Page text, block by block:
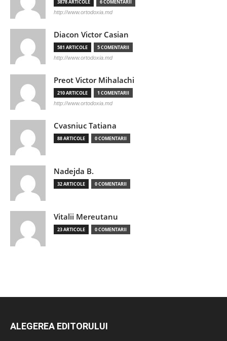
3878 ARTICOLE 6 COMENTARII
http://www.ortodoxia.md
Diacon Victor Casian
581 ARTICOLE 5 COMENTARII
http://www.ortodoxia.md
Preot Victor Mihalachi
210 ARTICOLE 1 COMENTARII
http://www.ortodoxia.md
Cvasniuc Tatiana
88 ARTICOLE 0 COMENTARII
Nadejda B.
32 ARTICOLE 0 COMENTARII
Vitalii Mereutanu
23 ARTICOLE 0 COMENTARII
ALEGEREA EDITORULUI